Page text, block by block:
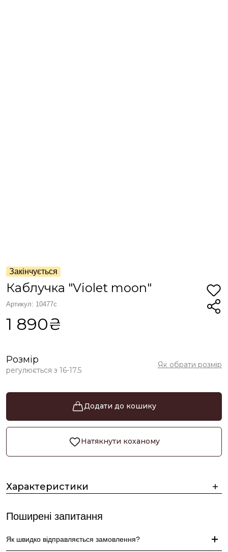
Закінчується
Каблучка "Violet moon"
Артикул: 10477с
1 890₴
Розмір
регулюється з 16-17.5
Як обрати розмір
Додати до кошику
Натякнути коханому
Характеристики
Поширені запитання
Як швидко відправляється замовлення?